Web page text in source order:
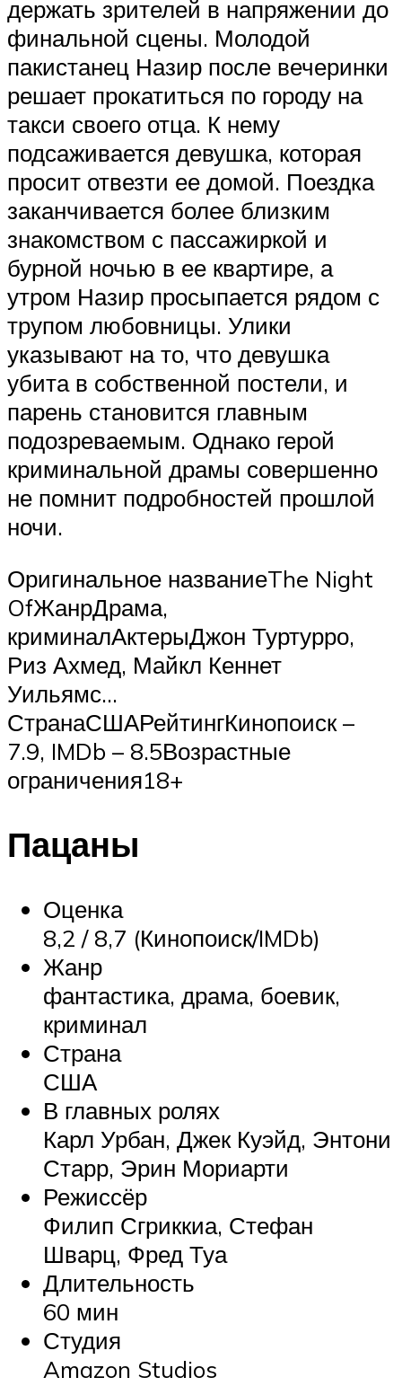
держать зрителей в напряжении до
финальной сцены. Молодой
пакистанец Назир после вечеринки
решает прокатиться по городу на
такси своего отца. К нему
подсаживается девушка, которая
просит отвезти ее домой. Поездка
заканчивается более близким
знакомством с пассажиркой и
бурной ночью в ее квартире, а
утром Назир просыпается рядом с
трупом любовницы. Улики
указывают на то, что девушка
убита в собственной постели, и
парень становится главным
подозреваемым. Однако герой
криминальной драмы совершенно
не помнит подробностей прошлой
ночи.
Оригинальное названиеThe Night
OfЖанрДрама,
криминалАктерыДжон Туртурро,
Риз Ахмед, Майкл Кеннет
Уильямс…
СтранаСШАРейтингКинопоиск –
7.9, IMDb – 8.5Возрастные
ограничения18+
Пацаны
Оценка
8,2 / 8,7 (Кинопоиск/IMDb)
Жанр
фантастика, драма, боевик,
криминал
Страна
США
В главных ролях
Карл Урбан, Джек Куэйд, Энтони
Старр, Эрин Мориарти
Режиссёр
Филип Сгриккиа, Стефан
Шварц, Фред Туа
Длительность
60 мин
Студия
Amazon Studios